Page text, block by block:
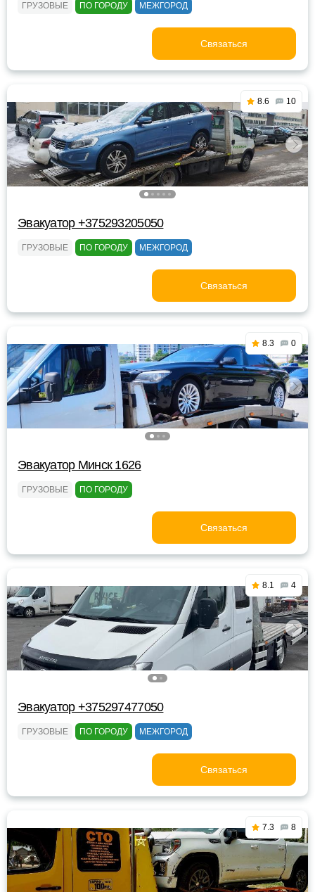
ГРУЗОВЫЕ ПО ГОРОДУ МЕЖГОРОД
Связаться
8.6 10
Эвакуатор +375293205050
ГРУЗОВЫЕ ПО ГОРОДУ МЕЖГОРОД
Связаться
8.3 0
Эвакуатор Минск 1626
ГРУЗОВЫЕ ПО ГОРОДУ
Связаться
8.1 4
Эвакуатор +375297477050
ГРУЗОВЫЕ ПО ГОРОДУ МЕЖГОРОД
Связаться
7.3 8